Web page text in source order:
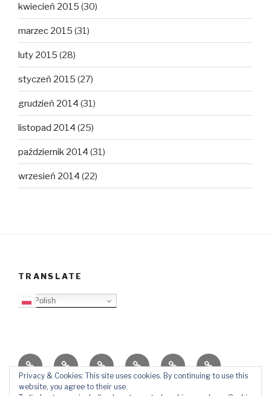
kwiecień 2015 (30)
marzec 2015 (31)
luty 2015 (28)
styczeń 2015 (27)
grudzień 2014 (31)
listopad 2014 (25)
październik 2014 (31)
wrzesień 2014 (22)
TRANSLATE
Polish
O
blogu
Top
Lista
Ewangelizacja
Father
Daniel
Video
Blog
PB
KontaktŚlady
Privacy & Cookies: This site uses cookies. By continuing to use this
website, you agree to their use.